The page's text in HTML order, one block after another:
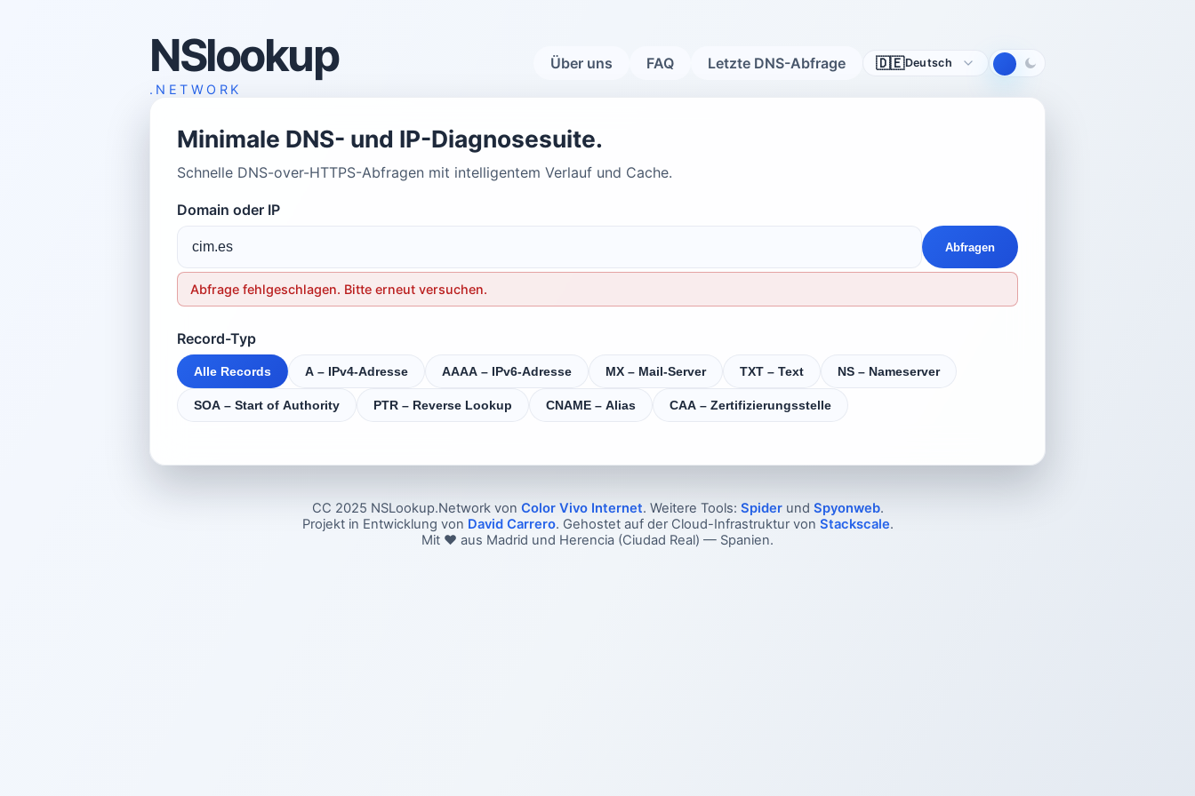
NSlookup
.NETWORK
Über uns FAQ Letzte DNS-Abfrage Sprache
🇩🇪Deutsch
Minimale DNS- und IP-Diagnosesuite.
Schnelle DNS-over-HTTPS-Abfragen mit intelligentem Verlauf und Cache.
Domain oder IP
Abfragen
Abfrage fehlgeschlagen. Bitte erneut versuchen.
Record-Typ
Alle Records A – IPv4-Adresse AAAA – IPv6-Adresse MX – Mail-Server TXT – Text NS – Nameserver
SOA – Start of Authority PTR – Reverse Lookup CNAME – Alias CAA – Zertifizierungsstelle
CC 2025 NSLookup.Network von Color Vivo Internet. Weitere Tools: Spiderund Spyonweb.
Projekt in Entwicklung von David Carrero. Gehostet auf der Cloud-Infrastruktur von Stackscale.
Mit ❤️ aus Madrid und Herencia (Ciudad Real) — Spanien.